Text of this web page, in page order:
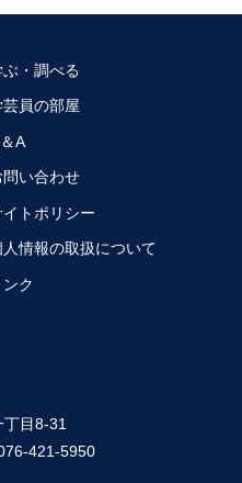
目8-31
421-5950
ぶ・調べる
芸員の部屋
A
問い合わせ
イトポリシー
人情報の取扱について
ンク